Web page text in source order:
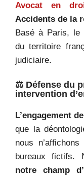
Avocat en
Accidents de la
Basé à Paris, le
du territoire
judiciaire.
⚖️ Défense du
intervention
L’engagement
que la
nous
bureaux fictifs.
notre champ